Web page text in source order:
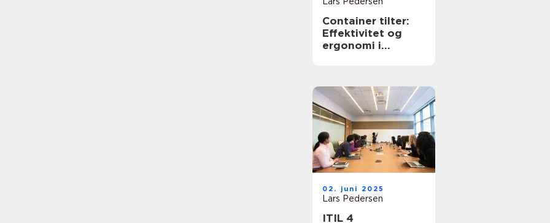
Container tilter:
Effektivitet og
ergonomi i
02. juni 2025
Lars Pedersen
ITIL 4